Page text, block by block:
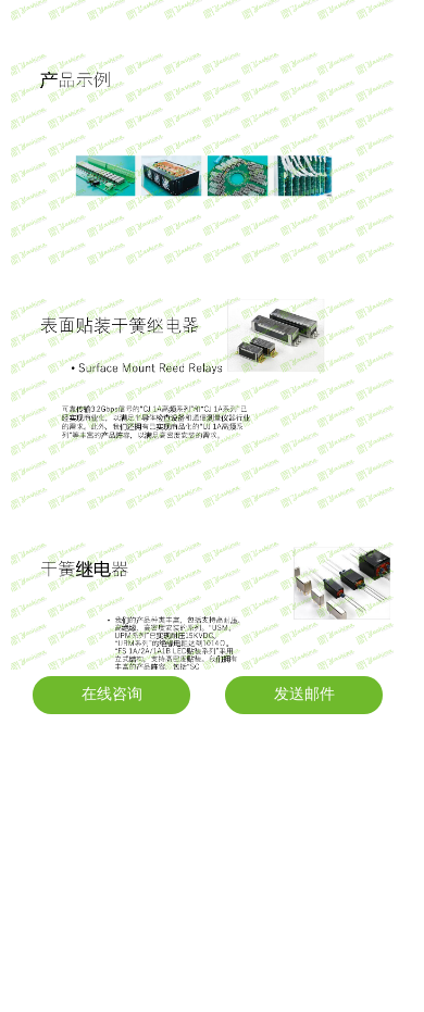
发送邮件
在线咨询